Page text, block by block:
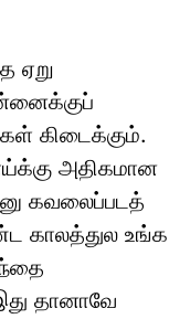
ஏறு
கிடைக்கும்.
அதிகமான
கவலைப்படத்
காலத்துல உங்க
தானாவே